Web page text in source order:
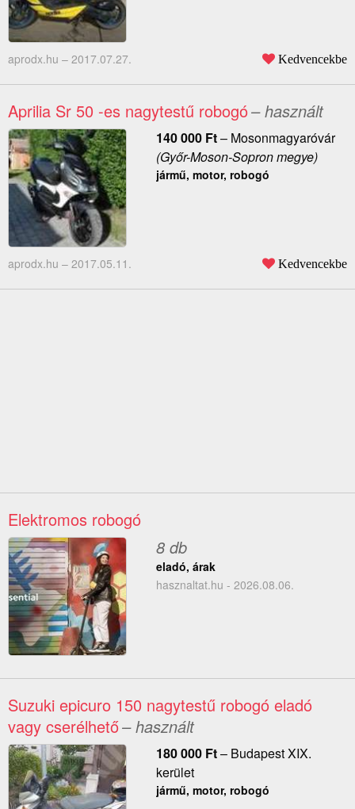
aprodx.hu – 2017.07.27. Kedvencekbe
Aprilia Sr 50 -es nagytestű robogó– használt
140 000 Ft– Mosonmagyaróvár
(Győr-Moson-Sopron megye)
jármű, motor, robogó
aprodx.hu – 2017.05.11. Kedvencekbe
Elektromos robogó
8 db
eladó, árak
hasznaltat.hu - 2026.08.06.
Suzuki epicuro 150 nagytestű robogó eladó
vagy cserélhető– használt
180 000 Ft– Budapest XIX.
kerület
jármű, motor, robogó